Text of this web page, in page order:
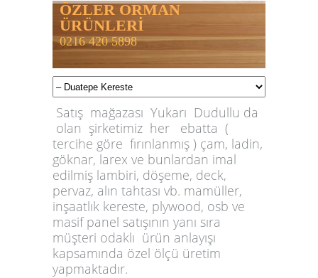
ÖZLER ORMAN
ÜRÜNLERİ
0216 420 5898
Satış mağazası Yukarı Dudullu da
olan şirketimiz her ebatta (
tercihe göre fırınlanmış ) çam, ladin,
göknar, larex ve bunlardan imal
edilmiş lambiri, döşeme, deck,
pervaz, alın tahtası vb. mamüller,
inşaatlık kereste, plywood, osb ve
masif panel satışının yanı sıra
müşteri odaklı ürün anlayışı
kapsamında özel ölçü üretim
yapmaktadır.